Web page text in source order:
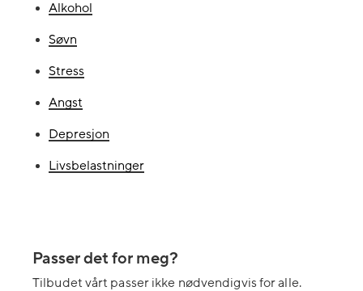
Alkohol
Søvn
Stress
Angst
Depresjon
Livsbelastninger
Passer det for meg?
Tilbudet vårt passer ikke nødvendigvis for alle.